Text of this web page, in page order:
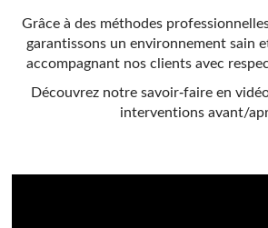
Grâce à des méthodes
garantissons un environnement sain
accompagnant nos clients avec
Découvrez notre savoir-faire en
interventions avant/